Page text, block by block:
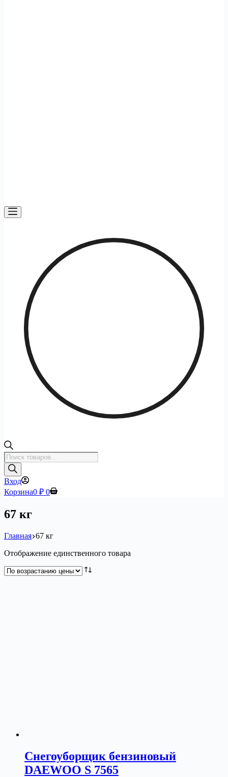
Поиск
товаров
Вход
Корзина0 ₽ 0
67 кг
Главная 67 кг
Отображение единственного товара
Снегоуборщик бензиновый
DAEWOO S 7565